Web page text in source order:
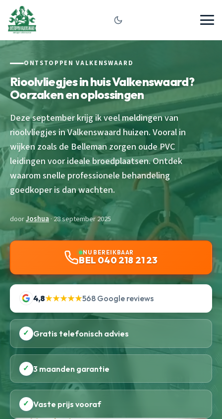
ONTSTOPPEN VALKENSWAARD
Rioolvliegjes in huis Valkenswaard?
Oorzaken en oplossingen
Deze september krijg ik veel meldingen van
rioolvliegjes in Valkenswaard huizen. Vooral in
wijken zoals de Belleman zorgen oude PVC
leidingen voor ideale broedplaatsen. Ontdek
waarom snelle professionele behandeling
goedkoper is dan wachten.
doorJoshua· 28 september 2025
NU BEREIKBAAR
BEL 040 218 21 23
4,8★★★★★568 Google reviews
✓ Gratis telefonisch advies
✓ 3 maanden garantie
✓ Vaste prijs vooraf